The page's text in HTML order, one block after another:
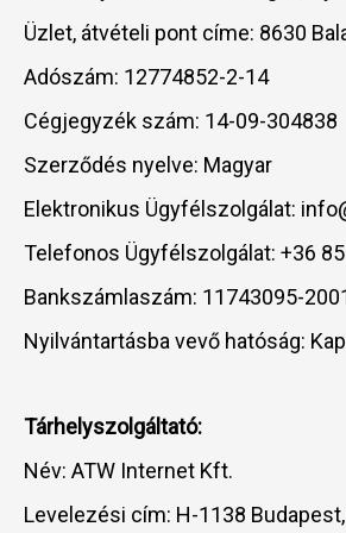
Üzlet, átvételi pont címe: 8630
Adószám: 12774852-2-14
Cégjegyzék szám: 14-09-304838
Szerződés nyelve: Magyar
Elektronikus Ügyfélszolgálat:
Telefonos Ügyfélszolgálat: +36
Bankszámlaszám: 11743095-
Nyilvántartásba vevő hatóság:
Tárhelyszolgáltató:
Név: ATW Internet Kft.
Levelezési cím: H-1138